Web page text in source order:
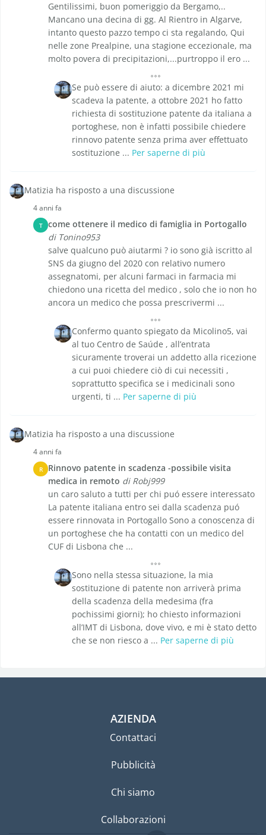
Gentilissimi, buon pomeriggio da Bergamo,..
Mancano una decina di gg. Al Rientro in Algarve,
intanto questo pazzo tempo ci sta regalando, Qui
nelle zone Prealpine, una stagione eccezionale, ma
molto povera di precipitazioni,...purtroppo il ero ...
Se può essere di aiuto: a dicembre 2021 mi
scadeva la patente, a ottobre 2021 ho fatto
richiesta di sostituzione patente da italiana a
portoghese, non è infatti possibile chiedere
rinnovo patente senza prima aver effettuato
sostituzione ... Per saperne di più
Matizia ha risposto a una discussione
4 anni fa
T
come ottenere il medico di famiglia in Portogallo
di Tonino953
salve qualcuno può aiutarmi ? io sono già iscritto al
SNS da giugno del 2020 con relativo numero
assegnatomi, per alcuni farmaci in farmacia mi
chiedono una ricetta del medico , solo che io non ho
ancora un medico che possa prescrivermi ...
Confermo quanto spiegato da Micolino5, vai
al tuo Centro de Saúde , all’entrata
sicuramente troverai un addetto alla ricezione
a cui puoi chiedere ciò di cui necessiti ,
soprattutto specifica se i medicinali sono
urgenti, ti ... Per saperne di più
Matizia ha risposto a una discussione
4 anni fa
R
Rinnovo patente in scadenza -possibile visita
medica in remoto di Robj999
un caro saluto a tutti per chi puó essere interessato
La patente italiana entro sei dalla scadenza puó
essere rinnovata in Portogallo Sono a conoscenza di
un portoghese che ha contatti con un medico del
CUF di Lisbona che ...
Sono nella stessa situazione, la mia
sostituzione di patente non arriverà prima
della scadenza della medesima (fra
pochissimi giorni); ho chiesto informazioni
all’IMT di Lisbona, dove vivo, e mi è stato detto
che se non riesco a ... Per saperne di più
AZIENDA
Contattaci
Pubblicità
Chi siamo
Collaborazioni